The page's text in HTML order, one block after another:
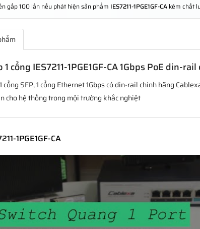
gấp 100 lần nếu phát hiện sản phẩm IES7211-1PGE1GF-CA kém chất
cổng IES7211-1PGE1GF-CA 1Gbps PoE din-
1 cổng SFP, 1 cổng Ethernet 1Gbps có din-rail chính hãng
cho hệ thống trong mội trường khắc nghiệt
1PGE1GF-CA